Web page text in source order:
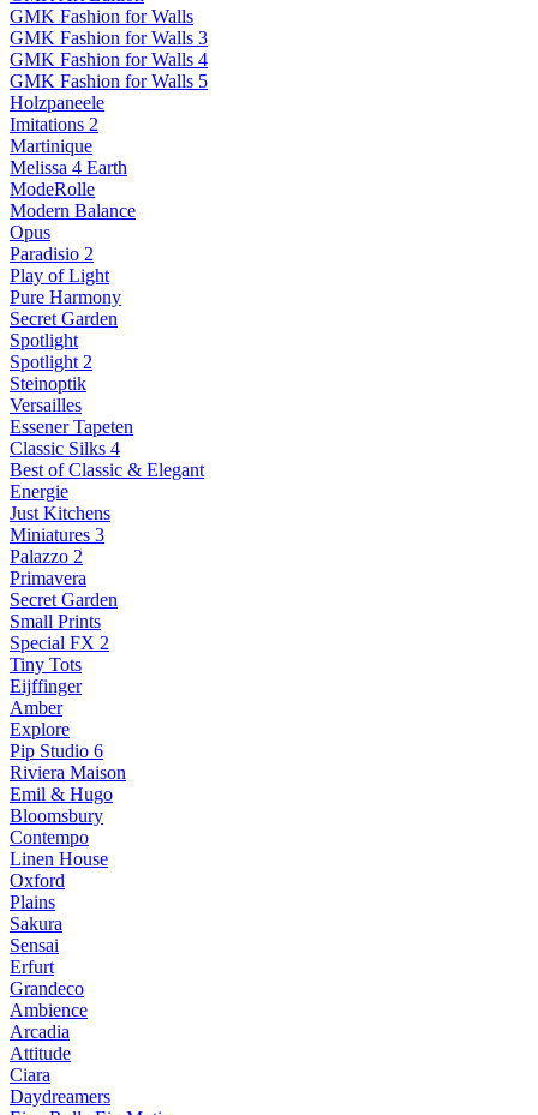
GMK Fashion for Walls
GMK Fashion for Walls 3
GMK Fashion for Walls 4
GMK Fashion for Walls 5
Holzpaneele
Imitations 2
Martinique
Melissa 4 Earth
ModeRolle
Modern Balance
Opus
Paradisio 2
Play of Light
Pure Harmony
Secret Garden
Spotlight
Spotlight 2
Steinoptik
Versailles
Essener Tapeten
Classic Silks 4
Best of Classic & Elegant
Energie
Just Kitchens
Miniatures 3
Palazzo 2
Primavera
Secret Garden
Small Prints
Special FX 2
Tiny Tots
Eijffinger
Amber
Explore
Pip Studio 6
Riviera Maison
Emil & Hugo
Bloomsbury
Contempo
Linen House
Oxford
Plains
Sakura
Sensai
Erfurt
Grandeco
Ambience
Arcadia
Attitude
Ciara
Daydreamers